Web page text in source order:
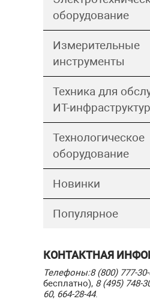
оборудование
Измерительные
инструменты
Техника для
ИТ-
Технологическое
оборудование
Новинки
Популярное
КОНТАКТНАЯ
Телефоны:8 (800) 777-
бесплатно), 8 (495) 748-
60, 664-28-44.